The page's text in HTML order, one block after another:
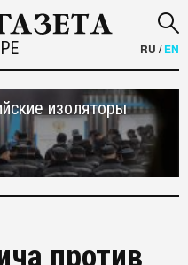
RU /EN
изоляторы
против